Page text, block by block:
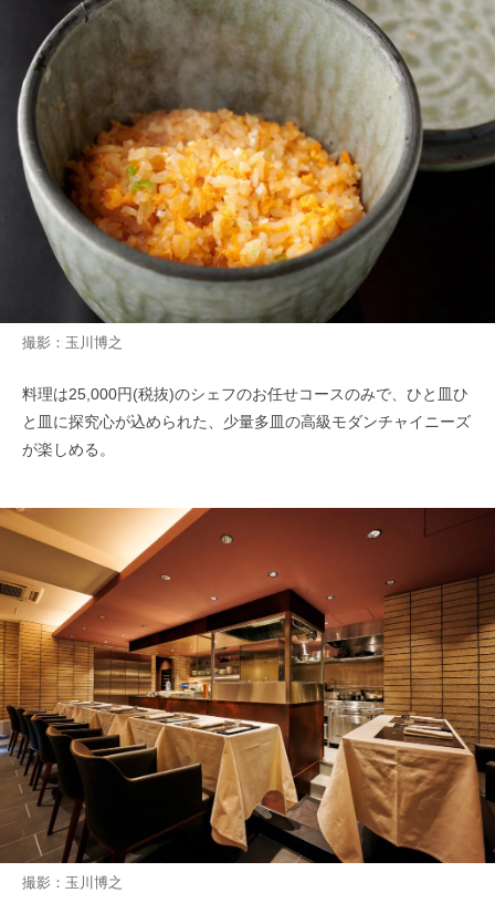
撮影：玉川博之
料理は25,000円(税抜)のシェフのお任せコースのみで、ひと皿ひ
と皿に探究心が込められた、少量多皿の高級モダンチャイニーズ
が楽しめる。
撮影：玉川博之